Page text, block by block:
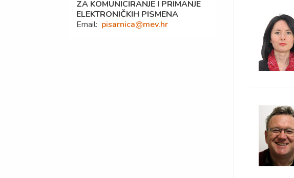
ZA KOMUNICIRANJE I PRIMANJE
ELEKTRONIČKIH PISMENA
Email: pisarnica@mev.hr